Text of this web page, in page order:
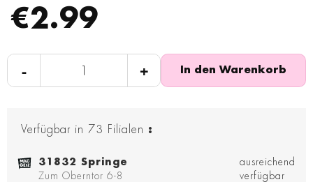
€2.99
- + In den Warenkorb
Verfügbar in 73 Filialen :
31832 Springe
Zum Oberntor 6-8
ausreichend
verfügbar